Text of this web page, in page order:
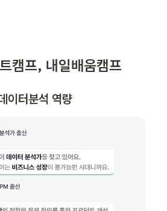
캠프, 내일배움캠프
이터분석 역량